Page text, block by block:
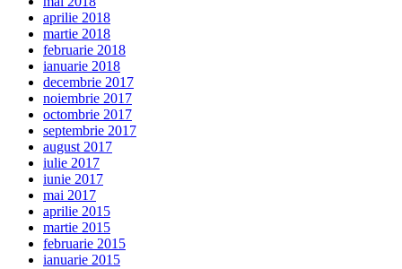
aprilie 2018
martie 2018
februarie 2018
ianuarie 2018
decembrie 2017
noiembrie 2017
octombrie 2017
septembrie 2017
august 2017
iulie 2017
iunie 2017
mai 2017
aprilie 2015
martie 2015
februarie 2015
ianuarie 2015